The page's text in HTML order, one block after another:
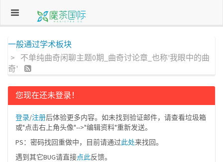
一般通过学术板块
不单纯曲奇闲聊主题0期_曲奇讨论章_也称'我眼中的曲
奇'
您现在还未登录！
登录/注册后体验更多内容。如未找到验证邮件，请查看垃圾箱
或"点击右上角头像"-->"编辑资料"重新发送。
PS：密码找回重做中，目前请通过此处来找回。
遇到其它BUG请直接点此反馈。